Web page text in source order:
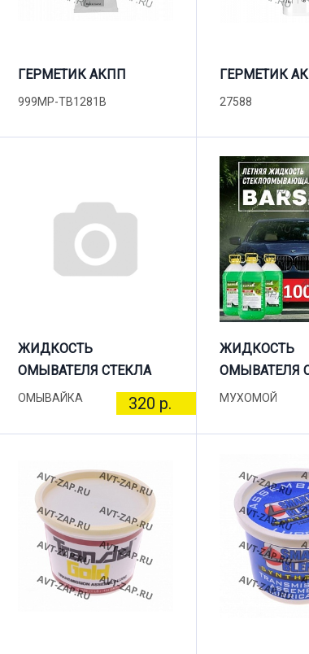
ГЕРМЕТИК АКПП
999MP-TB1281B
ГЕРМЕТИК
27588
ЖИДКОСТЬ
ОМЫВАТЕЛЯ СТЕКЛА
ОМЫВАЙКА 320 р.
ЖИДКОСТЬ
ОМЫВАТЕЛЯ
МУХОМОЙ